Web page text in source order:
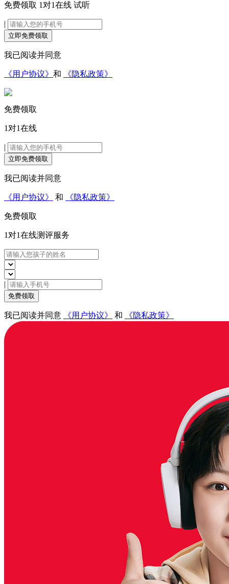
免费领取 1对1在线 试听
|
立即免费领取
我已阅读并同意
《用户协议》 和 《隐私政策》
免费领取
1对1在线
|
立即免费领取
我已阅读并同意
《用户协议》 和 《隐私政策》
免费领取
1对1在线测评服务
|
免费领取
我已阅读并同意 《用户协议》 和 《隐私政策》